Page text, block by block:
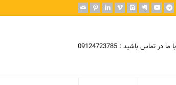
با ما در تماس باشید : 09124723785